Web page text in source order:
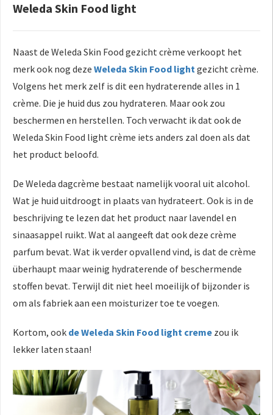
Weleda Skin Food light
Naast de Weleda Skin Food gezicht crème verkoopt het
merk ook nog deze Weleda Skin Food lightgezicht crème.
Volgens het merk zelf is dit een hydraterende alles in 1
crème. Die je huid dus zou hydrateren. Maar ook zou
beschermen en herstellen. Toch verwacht ik dat ook de
Weleda Skin Food light crème iets anders zal doen als dat
het product beloofd.
De Weleda dagcrème bestaat namelijk vooral uit alcohol.
Wat je huid uitdroogt in plaats van hydrateert. Ook is in de
beschrijving te lezen dat het product naar lavendel en
sinaasappel ruikt. Wat al aangeeft dat ook deze crème
parfum bevat. Wat ik verder opvallend vind, is dat de crème
überhaupt maar weinig hydraterende of beschermende
stoffen bevat. Terwijl dit niet heel moeilijk of bijzonder is
om als fabriek aan een moisturizer toe te voegen.
Kortom, ook de Weleda Skin Food light creme zou ik
lekker laten staan!